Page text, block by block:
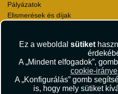
Ez a weboldal sütiket
A „Mindent elfogadok”,
cookie-
A „Konfigurálás” gomb
is, hogy mely sütiket
Pályázatok
Elismerések és díjak
Utazási Csomag Szerződési
Útlemondás-biztosítás Szerződési
Utasbiztosítás Szerződési
Repülőjegy Szerződési Feltételek
Adatvédelem